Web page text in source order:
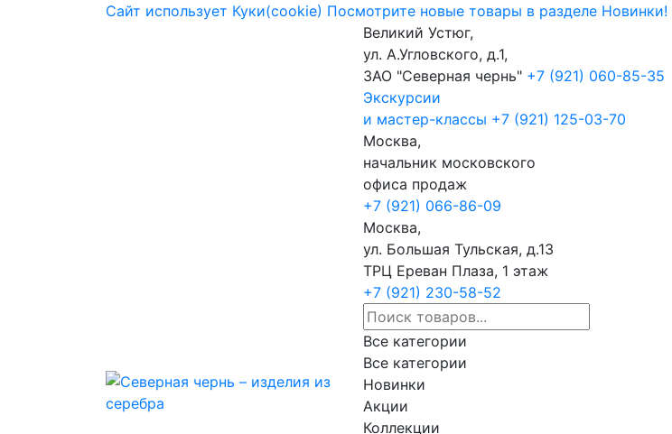
Сайт использует Куки(cookie) Посмотрите новые товары в разделе Новинки!
Великий Устюг,
ул. А.Угловского, д.1,
ЗАО "Северная чернь" +7 (921) 060-85-35
Экскурсии
и мастер-классы +7 (921) 125-03-70
Москва,
начальник московского
офиса продаж
+7 (921) 066-86-09
Москва,
ул. Большая Тульская, д.13
ТРЦ Ереван Плаза, 1 этаж
+7 (921) 230-58-52
Все категории
Все категории
Новинки
Акции
Коллекции